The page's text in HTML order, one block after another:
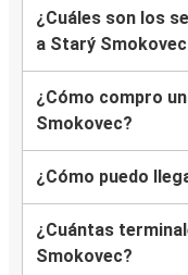
¿Cuáles son los
a Starý
¿Cómo compro
Smokovec?
¿Cómo puedo
¿Cuántas
Smokovec?